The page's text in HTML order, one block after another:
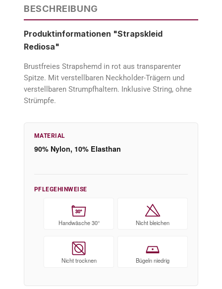
BESCHREIBUNG
Produktinformationen "Strapskleid
Rediosa"
Brustfreies Strapshemd in rot aus transparenter
Spitze. Mit verstellbaren Neckholder-Trägern und
verstellbaren Strumpfhaltern. Inklusive String, ohne
Strümpfe.
MATERIAL
90% Nylon, 10% Elasthan
PFLEGEHINWEISE
30°
Handwäsche 30° Nicht bleichen
Nicht trocknen Bügeln niedrig